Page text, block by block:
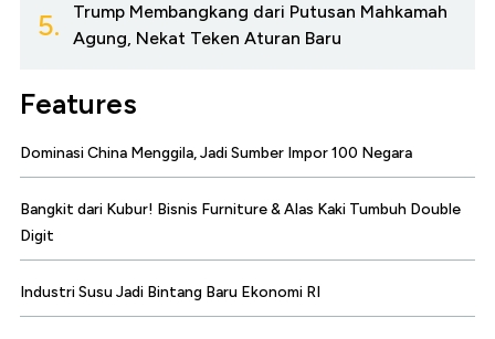
5.
Trump Membangkang dari Putusan Mahkamah
Agung, Nekat Teken Aturan Baru
Features
Dominasi China Menggila, Jadi Sumber Impor 100 Negara
Bangkit dari Kubur! Bisnis Furniture & Alas Kaki Tumbuh Double
Digit
Industri Susu Jadi Bintang Baru Ekonomi RI